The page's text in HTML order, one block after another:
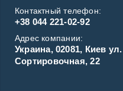
Контактный телефон:
+38 044 221-02-92
Адрес компании:
Украина, 02081, Киев ул.
Сортировочная, 22